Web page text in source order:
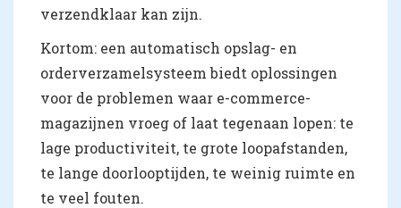
verzendklaar kan zijn.
Kortom: een automatisch opslag- en
orderverzamelsysteem biedt oplossingen
voor de problemen waar e-commerce-
magazijnen vroeg of laat tegenaan lopen: te
lage productiviteit, te grote loopafstanden,
te lange doorlooptijden, te weinig ruimte en
te veel fouten.